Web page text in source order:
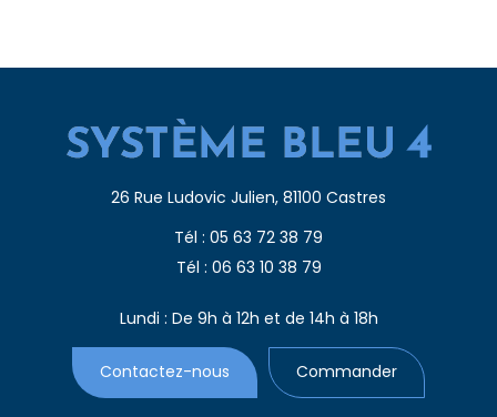
26 Rue Ludovic Julien, 81100 Castres
Tél : 05 63 72 38 79
Tél : 06 63 10 38 79
Lundi : De 9h à 12h et de 14h à 18h
Contactez-nous Commander